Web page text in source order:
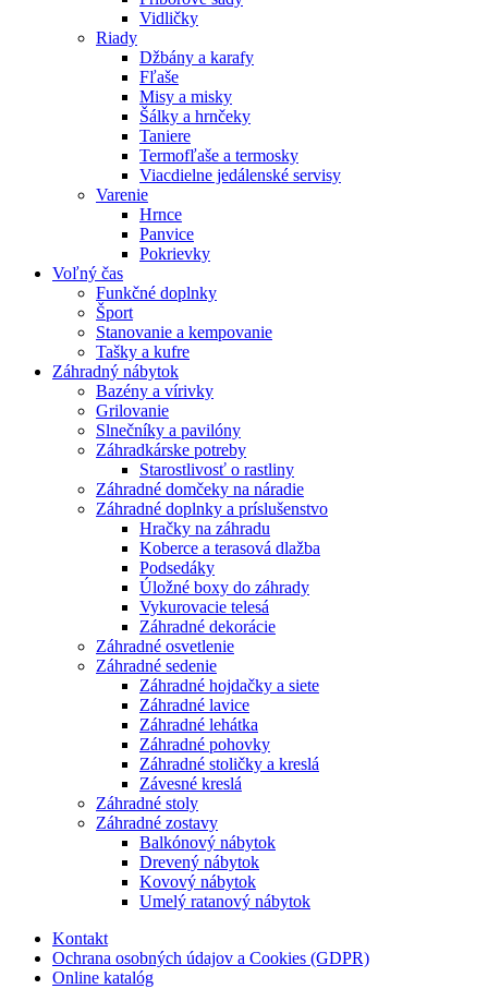
Vidličky
Riady
Džbány a karafy
Fľaše
Misy a misky
Šálky a hrnčeky
Taniere
Termofľaše a termosky
Viacdielne jedálenské servisy
Varenie
Hrnce
Panvice
Pokrievky
Voľný čas
Funkčné doplnky
Šport
Stanovanie a kempovanie
Tašky a kufre
Záhradný nábytok
Bazény a vírivky
Grilovanie
Slnečníky a pavilóny
Záhradkárske potreby
Starostlivosť o rastliny
Záhradné domčeky na náradie
Záhradné doplnky a príslušenstvo
Hračky na záhradu
Koberce a terasová dlažba
Podsedáky
Úložné boxy do záhrady
Vykurovacie telesá
Záhradné dekorácie
Záhradné osvetlenie
Záhradné sedenie
Záhradné hojdačky a siete
Záhradné lavice
Záhradné lehátka
Záhradné pohovky
Záhradné stoličky a kreslá
Závesné kreslá
Záhradné stoly
Záhradné zostavy
Balkónový nábytok
Drevený nábytok
Kovový nábytok
Umelý ratanový nábytok
Kontakt
Ochrana osobných údajov a Cookies (GDPR)
Online katalóg